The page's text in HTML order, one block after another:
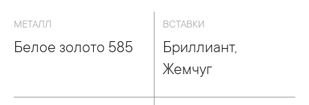
МЕТАЛЛ
Белое золото 585
ВСТАВКИ
Бриллиант,
Жемчуг